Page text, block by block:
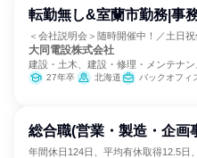
転勤無し&室蘭市勤務|事
＜会社説明会＞随時開催中！／土日
大同電設株式会社
建設・土木、建設・修理・メンテナ
ルギー27年卒 北海道 バックオフィ
総合職(営業・製造・企画
年間休日124日、平均有休取得12.5日